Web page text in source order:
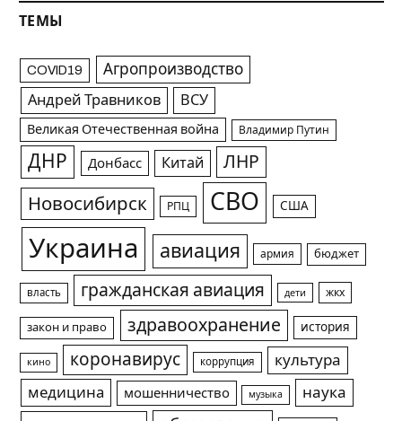
ТЕМЫ
COVID19 Агропроизводство
Андрей Травников ВСУ
Великая Отечественная война Владимир Путин
ДНР Донбасс Китай ЛНР
Новосибирск РПЦ СВО США
Украина авиация армия бюджет
власть гражданская авиация дети жкх
закон и право здравоохранение история
кино коронавирус коррупция
культура
медицина
мошенничество музыка
наука